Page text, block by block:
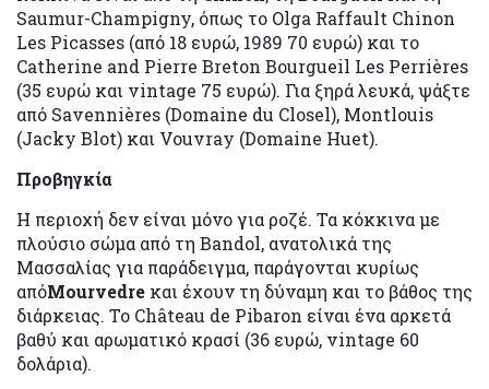
Saumur-Champigny, όπως το Olga Raffault Chinon
Les Picasses (από 18 ευρώ, 1989 70 ευρώ) και το
Catherine and Pierre Breton Bourgueil Les Perrières
(35 ευρώ και vintage 75 ευρώ). Για ξηρά λευκά, ψάξτε
από Savennières (Domaine du Closel), Montlouis
(Jacky Blot) και Vouvray (Domaine Huet).
Προβηγκία
Η περιοχή δεν είναι μόνο για ροζέ. Τα κόκκινα με
πλούσιο σώμα από τη Bandol, ανατολικά της
Μασσαλίας για παράδειγμα, παράγονται κυρίως
απόMourvedre και έχουν τη δύναμη και το βάθος της
διάρκειας. Το Château de Pibaron είναι ένα αρκετά
βαθύ και αρωματικό κρασί (36 ευρώ, vintage 60
δολάρια).